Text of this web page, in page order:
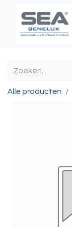
Alle producten